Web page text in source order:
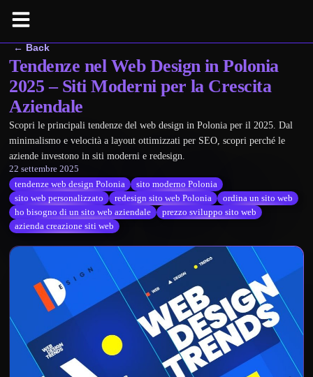
← Back
Tendenze nel Web Design in Polonia
2025 – Siti Moderni per la Crescita
Aziendale
Scopri le principali tendenze del web design in Polonia per il 2025. Dal
minimalismo e velocità a layout ottimizzati per SEO, scopri perché le
aziende investono in siti moderni e redesign.
22 settembre 2025
tendenze web design Polonia
sito moderno Polonia
sito web personalizzato
redesign sito web Polonia
ordina un sito web
ho bisogno di un sito web aziendale
prezzo sviluppo sito web
azienda creazione siti web